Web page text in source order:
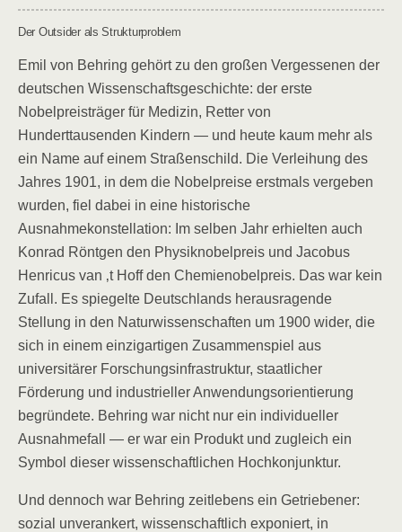
Der Outsider als Strukturproblem
Emil von Behring gehört zu den großen Vergessenen der
deutschen Wissenschaftsgeschichte: der erste
Nobelpreisträger für Medizin, Retter von
Hunderttausenden Kindern — und heute kaum mehr als
ein Name auf einem Straßenschild. Die Verleihung des
Jahres 1901, in dem die Nobelpreise erstmals vergeben
wurden, fiel dabei in eine historische
Ausnahmekonstellation: Im selben Jahr erhielten auch
Konrad Röntgen den Physiknobelpreis und Jacobus
Henricus van ‚t Hoff den Chemienobelpreis. Das war kein
Zufall. Es spiegelte Deutschlands herausragende
Stellung in den Naturwissenschaften um 1900 wider, die
sich in einem einzigartigen Zusammenspiel aus
universitärer Forschungsinfrastruktur, staatlicher
Förderung und industrieller Anwendungsorientierung
begründete. Behring war nicht nur ein individueller
Ausnahmefall — er war ein Produkt und zugleich ein
Symbol dieser wissenschaftlichen Hochkonjunktur.
Und dennoch war Behring zeitlebens ein Getriebener:
sozial unverankert, wissenschaftlich exponiert, in